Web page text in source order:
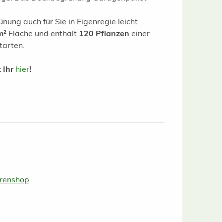
auch für Sie in Eigenregie leicht
Fläche und enthält 120 Pflanzen einer
Ihr hier!